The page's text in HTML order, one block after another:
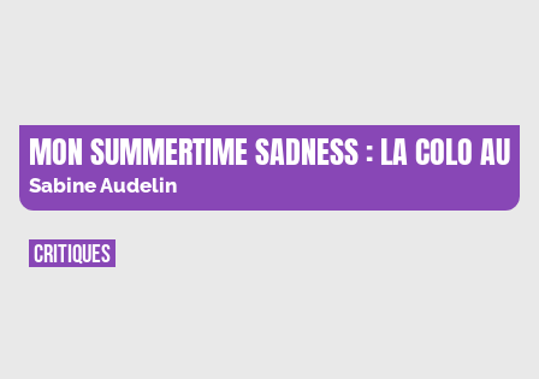
MON SUMMERTIME SADNESS : LA COLO AU
CINEMA
Sabine Audelin
CRITIQUES